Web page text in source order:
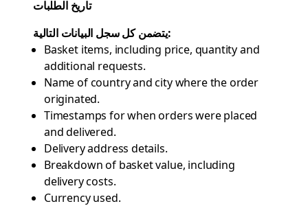
تاريخ الطلبات
يتضمن كل سجل البيانات التالية:
Basket items, including price, quantity and
additional requests.
Name of country and city where the order
originated.
Timestamps for when orders were placed
and delivered.
Delivery address details.
Breakdown of basket value, including
delivery costs.
Currency used.